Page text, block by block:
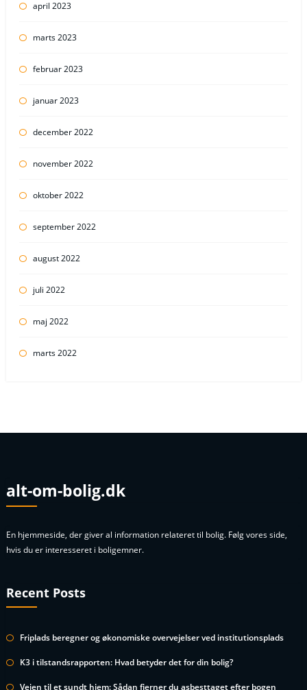
april 2023
marts 2023
februar 2023
januar 2023
december 2022
november 2022
oktober 2022
september 2022
august 2022
juli 2022
maj 2022
marts 2022
alt-om-bolig.dk
En hjemmeside, der giver al information relateret til bolig. Følg vores side,
hvis du er interesseret i boligemner.
Recent Posts
Friplads beregner og økonomiske overvejelser ved institutionsplads
K3 i tilstandsrapporten: Hvad betyder det for din bolig?
Vejen til et sundt hjem: Sådan fjerner du asbesttaget efter bogen